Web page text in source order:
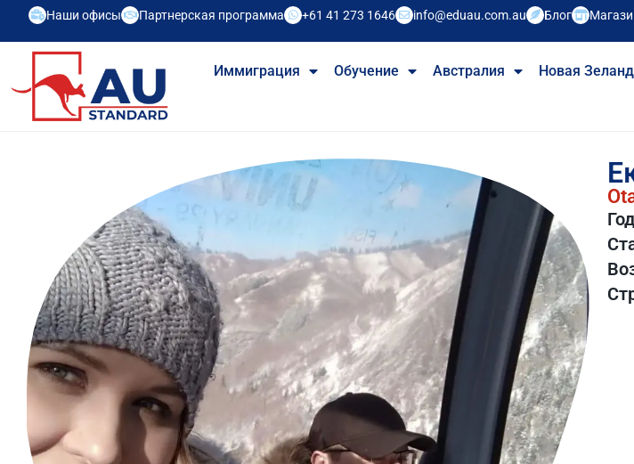
Наши офисы Партнерская программа +61 41 273 1646 info@eduau.com.au Блог
Иммиграция Обучение Австралия Новая